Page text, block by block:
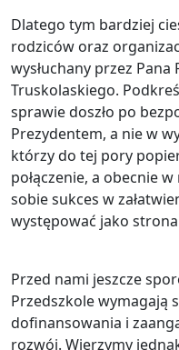
Dlatego tym bardziej
rodziców oraz
wysłuchany przez Pana
Truskolaskiego.
sprawie doszło po
Prezydentem, a nie w
którzy do tej pory
połączenie, a obecnie
sobie sukces w
występować jako
Przed nami jeszcze
Przedszkole wymagają
dofinansowania i
rozwój. Wierzymy